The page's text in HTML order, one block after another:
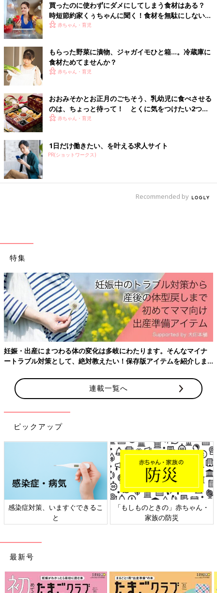
忙しかったり、疲れていたりして「料理したくないな」という日
は誰しもあります。そんなときに役立つ、マキさん流の
時短料理
のコツを教わりました。
時短料理のコツ
「買い物をするときは、なるべく調理工程の少ない食材を選びま
しょう」とマキさん。洗うだけで食べられるもの、皮をむく必要
のないもの、ゆでたら食べられるもの、包丁とまな板がいらない
もの、火を使わないものを意識して選ぶことで、食事のしたくを
時短できます。
「解凍して切るだけで食べられる生活クラブのかつおのたたき
は、火を使わないので洗い物も少なくて済みます。疲れたときに
はお刺し身定食と覚えておいてください！」
２．宅配でまとめ買い＆届いた日20分で半調理
また、メインとなる魚や肉などのたんぱく質食材をあらかじめ決
めて、冷凍の肉や魚をまとめ買いしておくと、献立を考えやすく
なります。
食材が届いた当日は、夕飯のついでに20分ほどかけて食材の下ご
しらえをするのがマキさんのルーティン。「作り置きや常備菜と
いうほどではないけれど、プチトマトを袋から出して洗う、野菜
を切る、ゆでるなどの“半調理”を済ませておくと、忙しい日の朝
ごはん、夕ごはんのしたくがラクになります」
３．食材＆調味料は素材のいいものを
「私が生活クラブを愛用している最大の理由は、質のよい調味料
をお手頃価格で買いたかったからなんです」とマキさん。以前は
調味料のお取り寄せもしていましたが、生活クラブのしょうゆや
油を使ったときに、おいしさとコスパの良さに感心したのだそ
う。
「シンプル調理＝手抜き？」でも、質のよい食材や調味料を選べ
ば、家族においしい食事を作ることができるとマキさんはいいま
す。また、調味料の数を絞ることで、献立や味付けに迷う時間も
減らせます。
「子どもたちには手の込んだ料理を食べさせたいのではなく、新
鮮な食材、質のよい調味料で、おいしい食卓の記憶が残ればそれ
でいいと思っています」
マキさんの冷蔵庫にあるものと「時短でも飽きない食卓」
のコツ
買ったのに使わずにダメにしてしまう食材はある？
時短節約家くぅちゃんに聞く！食材を無駄にしない方
法はあるの？
赤ちゃん・育児
もらった野菜に漬物、ジャガイモひと箱…。冷蔵庫に
食材ためてませんか？
赤ちゃん・育児
おおみそかとお正月のごちそう、乳幼児に食べさせる
のは、ちょっと待って！ とくに気をつけたい2つの
食材【管理栄養士】
赤ちゃん・育児
1日だけ働きたい、を叶える求人サイト
PR(ショットワークス)
Recommended by
特集
妊娠・出産にまつわる体の変化は多岐にわたります。そんなマイナ
ートラブル対策として、絶対教えたい！保存版アイテムを紹介しま
連載一覧へ
ピックアップ
感染症対策、いますぐできるこ
と
「もしものときの」赤ちゃん・
家族の防災
最新号